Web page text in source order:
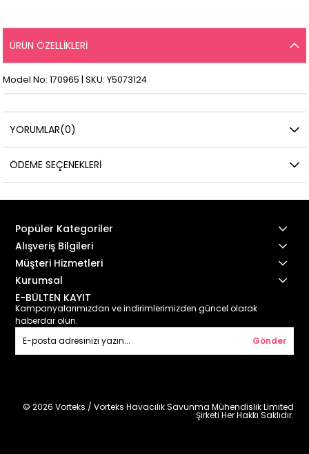
ÜRÜN ÖZELLIKLERI
Model No: 170965 | SKU: Y5073124
YORUMLAR(0)
ÖDEME SEÇENEKLERI
Popüler Kategoriler
Alışveriş Bilgileri
Müşteri Hizmetleri
Kurumsal
E-BÜLTEN KAYIT
Kampanyalarımızdan ve indirimlerimizden güncel olarak
haberdar olun.
Gönder
© 2026 Vorteks / Vorteks Havacılık Savunma Mühendislik Limited
Şirketi Her Hakkı Saklıdır.